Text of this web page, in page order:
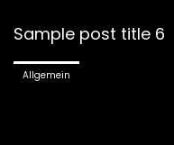
Sample post title 6
Allgemein